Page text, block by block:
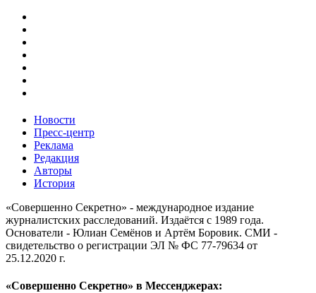
Новости
Пресс-центр
Реклама
Редакция
Авторы
История
«Совершенно Секретно» - международное издание
журналистских расследований. Издаётся с 1989 года.
Основатели - Юлиан Семёнов и Артём Боровик. CМИ -
свидетельство о регистрации ЭЛ № ФС 77-79634 от
25.12.2020 г.
«Совершенно Секретно» в Мессенджерах: